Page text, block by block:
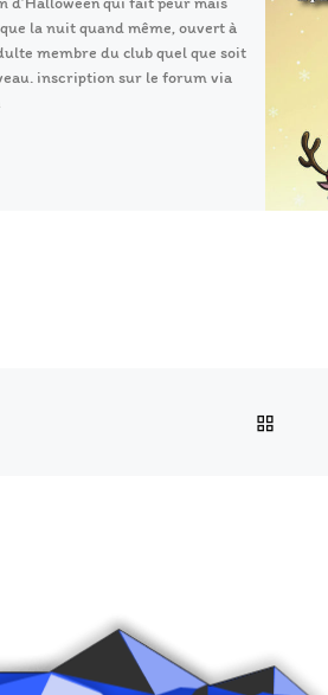
la nuit quand même, ouvert à
membre du club quel que soit
inscription sur le forum via